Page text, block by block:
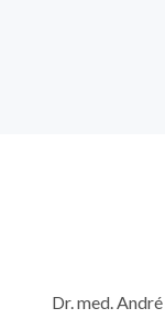
Dr. med.